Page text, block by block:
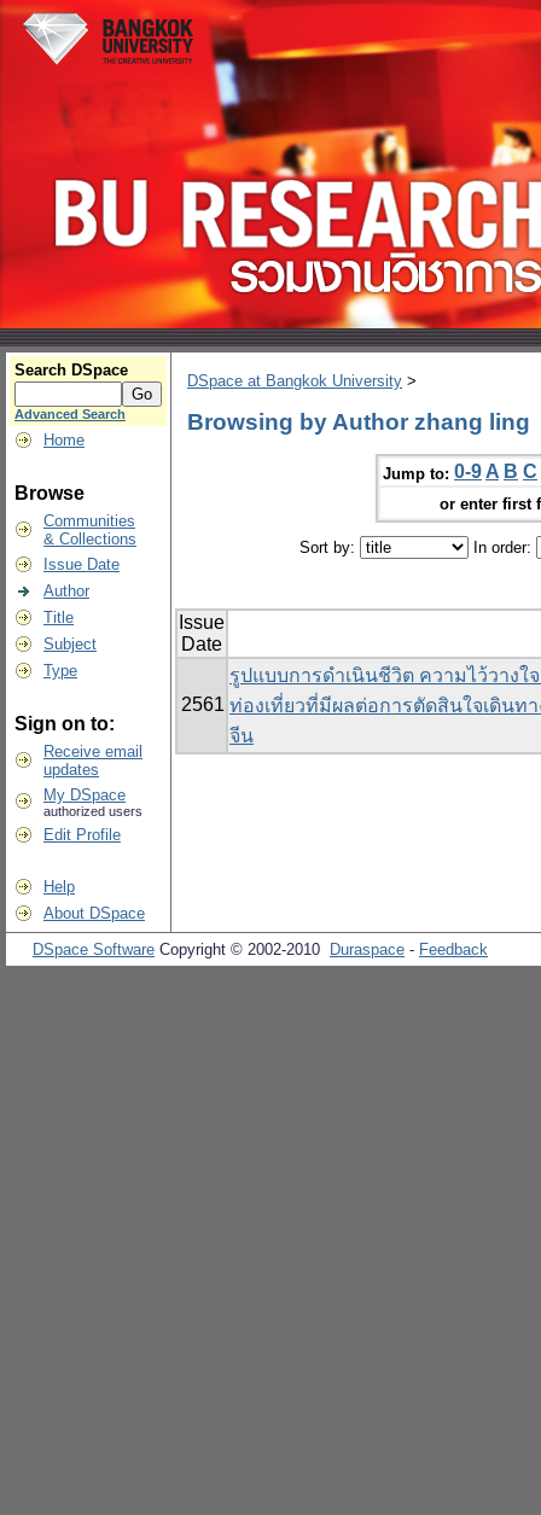
Search DSpace
Advanced Search
Home
Browse
Communities
& Collections
Issue Date
Author
Title
Subject
Type
Sign on to:
Receive email
updates
My DSpace
authorized users
Edit Profile
Help
About DSpace
DSpace at Bangkok University >
Browsing by Author zhang ling
Jump to: 0-9 A B C
or enter first
Sort by: In order:
Issue
Date
2561
รูปแบบการดำเนินชีวิต ความไว้วาง
ท่องเที่ยวที่มีผลต่อการตัดสินใจเดินท
จีน
DSpace Software Copyright © 2002-2010 Duraspace - Feedback